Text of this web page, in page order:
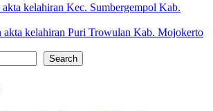
akta kelahiran Kec. Sumbergempol Kab.
akta kelahiran Puri Trowulan Kab. Mojokerto
Search